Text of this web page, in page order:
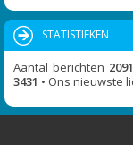
STATISTIEKEN
Aantal berichten
3431 • Ons nieuwste